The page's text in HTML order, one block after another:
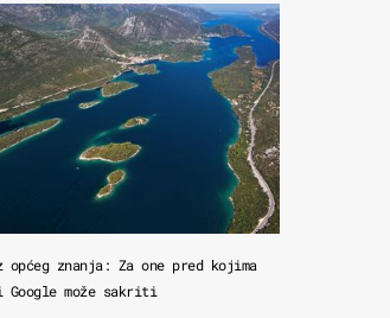
općeg znanja: Za one pred kojima
Google može sakriti